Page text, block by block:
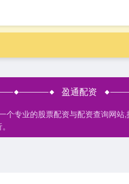
盈通配资
专业的股票配资与配资查询网